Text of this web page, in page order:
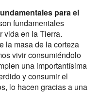
para el
fundamentales
vida en la Tierra.
la masa de la corteza
vivir consumiéndolo
una importantísima
y consumir el
lo hacen gracias a una